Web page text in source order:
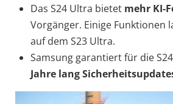
Das S24 Ultra bietet mehr KI-
Vorgänger. Einige Funktionen
auf dem S23 Ultra.
Samsung garantiert für die
Jahre lang